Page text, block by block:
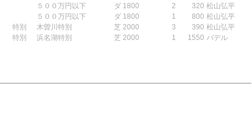
５００万円以下 ダ 1800 2 320 松山弘平
５００万円以下 ダ 1800 1 800 松山弘平
特別 木曽川特別 芝 2000 3 390 松山弘平
特別 浜名湖特別 芝 2000 1 1550 バデル